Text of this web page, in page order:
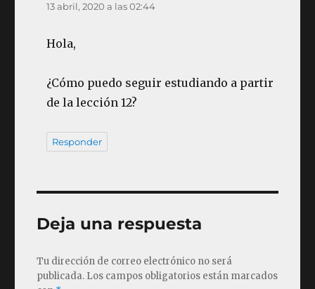
13 abril, 2020 a las 02:44
Hola,
¿Cómo puedo seguir estudiando a partir
de la lección 12?
Responder
Deja una respuesta
Tu dirección de correo electrónico no será
publicada. Los campos obligatorios están marcados